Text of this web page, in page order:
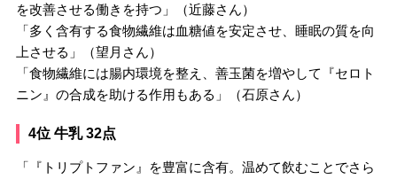
を改善させる働きを持つ」（近藤さん）
「多く含有する食物繊維は血糖値を安定させ、睡眠の質を向
上させる」（望月さん）
「食物繊維には腸内環境を整え、善玉菌を増やして『セロト
ニン』の合成を助ける作用もある」（石原さん）
4位 牛乳 32点
「『トリプトファン』を豊富に含有。温めて飲むことでさら